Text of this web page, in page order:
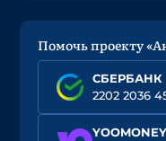
Помочь проекту
СБЕРБАНК
2202 2036
YOOMONEY